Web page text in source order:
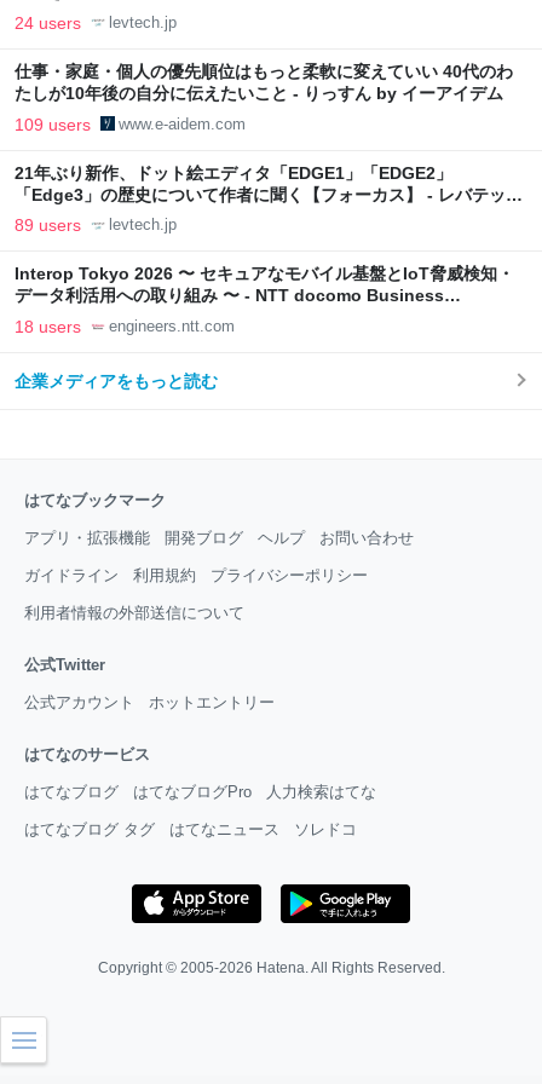
24 users levtech.jp
仕事・家庭・個人の優先順位はもっと柔軟に変えていい 40代のわ
たしが10年後の自分に伝えたいこと - りっすん by イーアイデム
109 users www.e-aidem.com
21年ぶり新作、ドット絵エディタ「EDGE1」「EDGE2」
「Edge3」の歴史について作者に聞く【フォーカス】 - レバテック
LAB
89 users levtech.jp
Interop Tokyo 2026 〜 セキュアなモバイル基盤とIoT脅威検知・
データ利活用への取り組み 〜 - NTT docomo Business
Engineers' Blog
18 users engineers.ntt.com
企業メディアをもっと読む
はてなブックマーク
アプリ・拡張機能 開発ブログ ヘルプ お問い合わせ
ガイドライン 利用規約 プライバシーポリシー
利用者情報の外部送信について
公式Twitter
公式アカウント ホットエントリー
はてなのサービス
はてなブログ はてなブログPro 人力検索はてな
はてなブログ タグ はてなニュース ソレドコ
Copyright © 2005-2026 Hatena. All Rights Reserved.